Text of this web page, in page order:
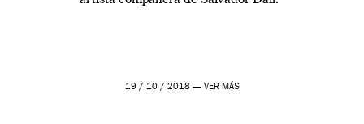
19 / 10 / 2018 — VER MÁS